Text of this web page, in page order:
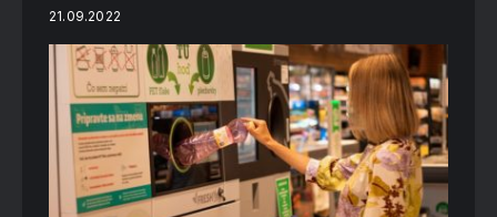
21.09.2022